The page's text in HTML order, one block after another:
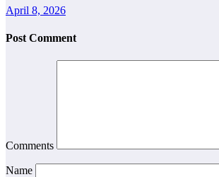
April 8, 2026
Post Comment
Comments
Name